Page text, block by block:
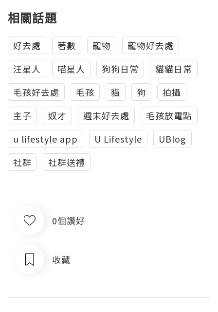
相關話題
好去處 著數 寵物
寵物好去處
汪星人
喵星人 狗狗日常
貓貓日常
毛孩好去處
毛孩 貓 狗
拍攝
主子
奴才 週末好去處
毛孩放電點
u lifestyle app
U Lifestyle
UBlog
社群
社群送禮
0個讚好
收藏